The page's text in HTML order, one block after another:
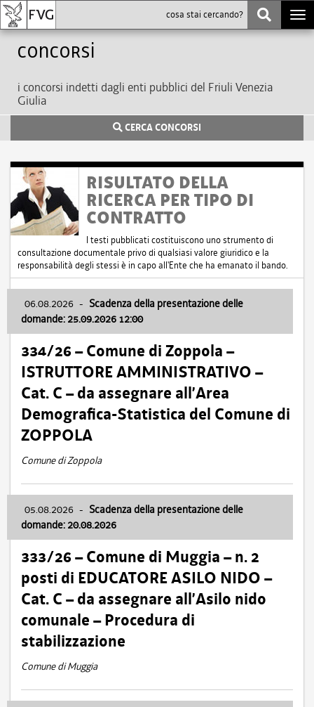
Concorsi
i concorsi indetti dagli enti pubblici del Friuli Venezia
Giulia
CERCA CONCORSI
RISULTATO DELLA
RICERCA PER TIPO DI
CONTRATTO
I testi pubblicati costituiscono uno strumento di
consultazione documentale privo di qualsiasi valore giuridico e la
responsabilità degli stessi è in capo all'Ente che ha emanato il bando.
06.08.2026 - Scadenza della presentazione delle
domande: 25.09.2026 12:00
334/26 – Comune di Zoppola –
ISTRUTTORE AMMINISTRATIVO –
Cat. C – da assegnare all’Area
Demografica-Statistica del Comune di
ZOPPOLA
Comune di Zoppola
05.08.2026 - Scadenza della presentazione delle
domande: 20.08.2026
333/26 – Comune di Muggia – n. 2
posti di EDUCATORE ASILO NIDO –
Cat. C – da assegnare all’Asilo nido
comunale – Procedura di
stabilizzazione
Comune di Muggia